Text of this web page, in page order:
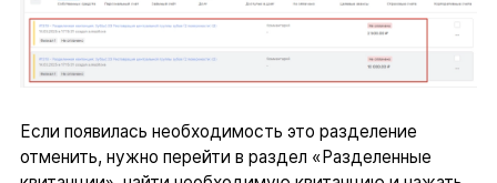
Если появилась необходимость это разделение
отменить, нужно перейти в раздел «Разделенные